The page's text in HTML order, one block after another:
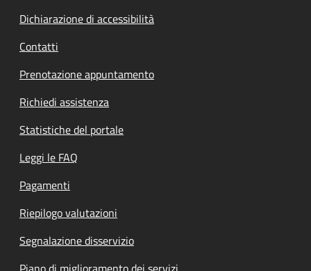
Dichiarazione di accessibilità
Contatti
Prenotazione appuntamento
Richiedi assistenza
Statistiche del portale
Leggi le FAQ
Pagamenti
Riepilogo valutazioni
Segnalazione disservizio